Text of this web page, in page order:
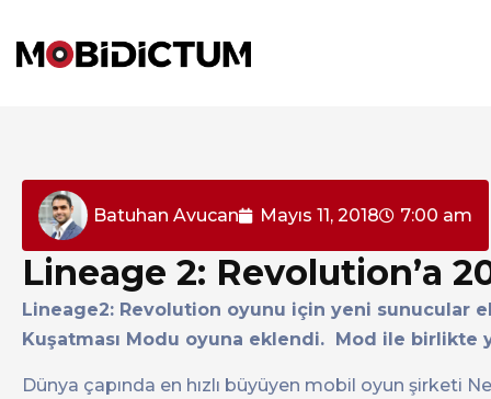
Batuhan Avucan Mayıs 11, 2018 7:00 am
Lineage 2: Revolution’a
Lineage2: Revolution oyunu için yeni sunucular
Kuşatması Modu oyuna eklendi. Mod ile birlikte
Dünya çapında en hızlı büyüyen mobil oyun şirketi